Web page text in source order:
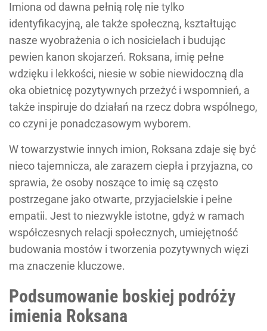
Imiona od dawna pełnią rolę nie tylko
identyfikacyjną, ale także społeczną, kształtując
nasze wyobrażenia o ich nosicielach i budując
pewien kanon skojarzeń. Roksana, imię pełne
wdzięku i lekkości, niesie w sobie niewidoczną dla
oka obietnicę pozytywnych przeżyć i wspomnień, a
także inspiruje do działań na rzecz dobra wspólnego,
co czyni je ponadczasowym wyborem.
W towarzystwie innych imion, Roksana zdaje się być
nieco tajemnicza, ale zarazem ciepła i przyjazna, co
sprawia, że osoby noszące to imię są często
postrzegane jako otwarte, przyjacielskie i pełne
empatii. Jest to niezwykle istotne, gdyż w ramach
współczesnych relacji społecznych, umiejętność
budowania mostów i tworzenia pozytywnych więzi
ma znaczenie kluczowe.
Podsumowanie boskiej podróży
imienia Roksana